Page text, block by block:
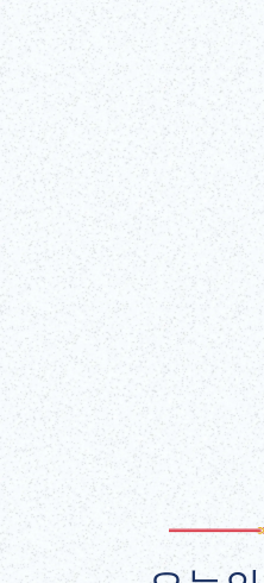
티브 카부키 세미나를 통해 일본
의 무대 뒤를 엿보세요. 이 독점 프
대표적인 기법에 대해 알아볼 수 있
자세히 알아보기
Wed, Feb 4, 2026 - Mon, Dec
가부키자 홀(가부키자 타워 5층)
티켓